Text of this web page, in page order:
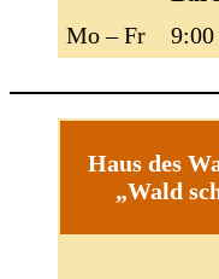
Mo – Fr
Haus des
„Wald